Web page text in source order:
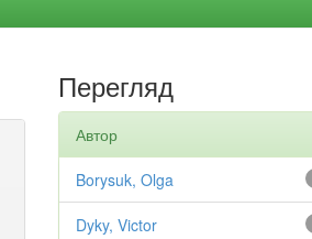
Перегляд
Автор
Borysuk, Olga
Dyky, Victor